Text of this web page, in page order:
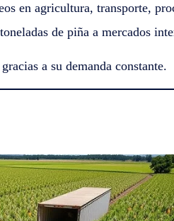
en agricultura, transporte,
de piña a mercados
gracias a su demanda constante.